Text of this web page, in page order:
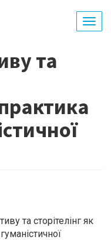
та
та сторітелінг як